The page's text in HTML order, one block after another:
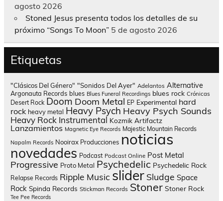
agosto 2026
Stoned Jesus presenta todos los detalles de su
próximo “Songs To Moon” 5 de agosto 2026
Etiquetas
"Clásicos Del Género" "Sonidos Del Ayer" Adelantos Alternative
Argonauta Records blues Blues Funeral Recordings blues rock Crónicas
Desert Rock Doom Doom Metal EP Experimental hard
rock heavy metal Heavy Psych Heavy Psych Sounds
Heavy Rock Instrumental Kozmik Artifactz
Lanzamientos Magnetic Eye Records Majestic Mountain Records
Napalm Records Nooirax Producciones noticias
novedades Podcast Podcast Online Post Metal
Progressive Proto Metal Psychedelic Psychedelic Rock
Relapse Records Ripple Music slider Sludge Space
Rock Spinda Records Stickman Records Stoner Stoner Rock
Tee Pee Records